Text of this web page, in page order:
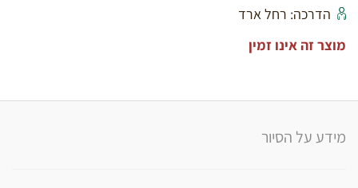
הדרכה: רחל ארד
מוצר זה אינו זמין
מידע על הסיור